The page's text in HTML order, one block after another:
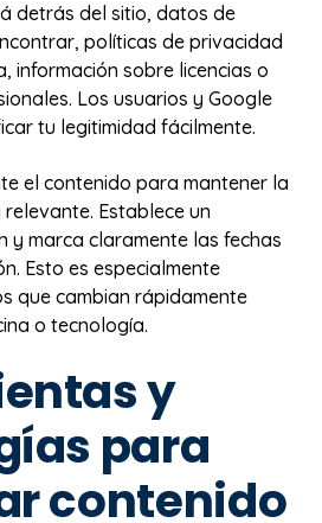
detrás del sitio, datos de
políticas de privacidad
información sobre licencias o
Los usuarios y Google
tu legitimidad fácilmente.
el contenido para mantener la
Establece un
y marca claramente las fechas
Esto es especialmente
que cambian rápidamente
o tecnología.
y
para
contenido